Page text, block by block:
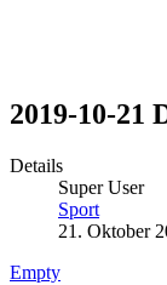
2019-10-21
Details
Super User
Sport
21. Oktober
Empty